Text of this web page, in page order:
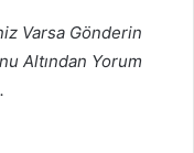
Varsa Gönderin
Altından Yorum